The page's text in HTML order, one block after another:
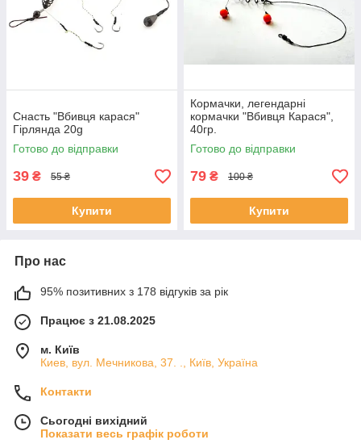
Снасть "Вбивця карася"
Гірлянда 20g
Готово до відправки
39 ₴ 55 ₴
Купити
Кормачки, легендарні
кормачки "Вбивця Карася",
40гр.
Готово до відправки
79 ₴ 100 ₴
Купити
Про нас
95% позитивних з 178 відгуків за рік
Працює з 21.08.2025
м. Київ
Киев, вул. Мечникова, 37. ., Київ, Україна
Контакти
Сьогодні вихідний
Показати весь графік роботи